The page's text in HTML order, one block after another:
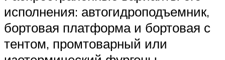
исполнения: автогидроподъемник,
бортовая платформа и бортовая с
тентом, промтоварный или